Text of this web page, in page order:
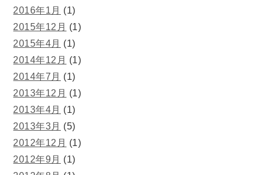
2016年1月 (1)
2015年12月 (1)
2015年4月 (1)
2014年12月 (1)
2014年7月 (1)
2013年12月 (1)
2013年4月 (1)
2013年3月 (5)
2012年12月 (1)
2012年9月 (1)